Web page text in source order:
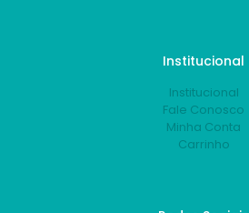
Institucional
Institucional
Fale Conosco
Minha Conta
Carrinho